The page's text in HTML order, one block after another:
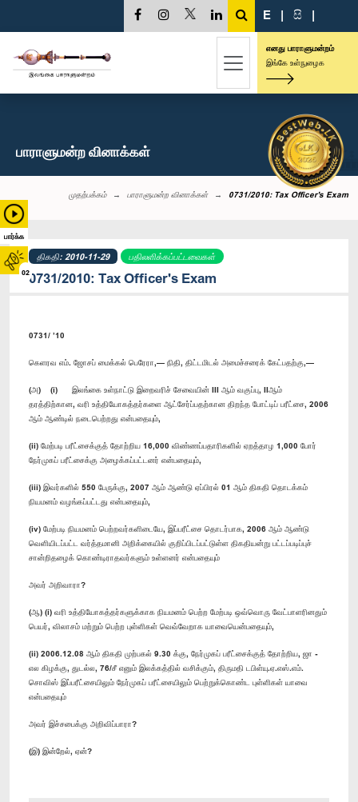
பார்க்க
02
E | සි |
எனது பாராளுமன்றம்
இங்கே உள்நுழைக
பாராளுமன்ற வினாக்கள்
முதற்பக்கம் பாராளுமன்ற வினாக்கள் 0731/2010: Tax Officer's Exam
திகதி: 2010-11-29 பதிலளிக்கப்பட்டவைகள்
0731/2010: Tax Officer's Exam
0731/ ’10
கெளரவ எம். ஜோசப் மைக்கல் பெரேரா,— நிதி, திட்டமிடல் அமைச்சரைக் கேட்பதற்கு,—
(அ) (i) இலங்கை உள்நாட்டு இறைவரிச் சேவையின் III ஆம் வகுப்பு, IIஆம்
தரத்திற்கான, வரி உத்தியோகத்தர்களை ஆட்சேர்ப்பதற்கான திறந்த போட்டிப் பரீட்சை, 2006
ஆம் ஆண்டில் நடைபெற்றது என்பதையும்,
(ii) மேற்படி பரீட்சைக்குத் தோற்றிய 16,000 விண்ணப்பதாரிகளில் ஏறத்தாழ 1,000 போர்
நேர்முகப் பரீட்சைக்கு அழைக்கப்பட்டனர் என்பதையும்,
(iii) இவர்களில் 550 பேருக்கு, 2007 ஆம் ஆண்டு ஏப்பிரல் 01 ஆம் திகதி தொடக்கம்
நியமனம் வழங்கப்பட்டது என்பதையும்,
(iv) மேற்படி நியமனம் பெற்றவர்களிடையே, இப்பரீட்சை தொடர்பாக, 2006 ஆம் ஆண்டு
வெளியிடப்பட்ட வர்த்தமானி அறிக்கையில் குறிப்பிடப்பட்டுள்ள திகதியன்று பட்டப்படிப்புச்
சான்றிதழைக் கொண்டிராதவர்களும் உள்ளனர் என்பதையும்
அவர் அறிவாரா?
(ஆ) (i) வரி உத்தியோகத்தர்களுக்காக நியமனம் பெற்ற மேற்படி ஒவ்வொரு வேட்பாளரினதும்
பெயர், விலாசம் மற்றும் பெற்ற புள்ளிகள் வெவ்வேறாக யாவையென்பதையும்,
(ii) 2006.12.08 ஆம் திகதி முற்பகல் 9.30 க்கு, நேர்முகப் பரீட்சைக்குத் தோற்றிய, ஜா -
எல கிழக்கு, துடல்ல, 76/சீ எனும் இலக்கத்தில் வசிக்கும், திருமதி டபிள்யு.ஏ.எஸ்.எம்.
சொவிஸ் இப்பரீட்சையிலும் நேர்முகப் பரீட்சையிலும் பெற்றுக்கொண்ட புள்ளிகள் யாவை
என்பதையும்
அவர் இச்சபைக்கு அறிவிப்பாரா?
(இ) இன்றேல், ஏன்?